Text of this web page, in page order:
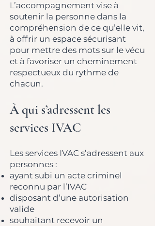
L’accompagnement vise à
soutenir la personne dans la
compréhension de ce qu’elle vit,
à offrir un espace sécurisant
pour mettre des mots sur le vécu
et à favoriser un cheminement
respectueux du rythme de
chacun.
À qui s’adressent les
services IVAC
Les services IVAC s’adressent aux
personnes :
ayant subi un acte criminel
reconnu par l’IVAC
disposant d’une autorisation
valide
souhaitant recevoir un